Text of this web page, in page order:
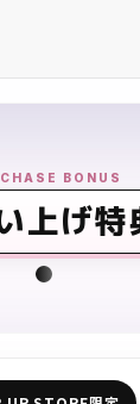
BONUS
上げ特